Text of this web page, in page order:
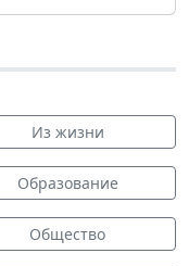
Из жизни
Образование
Общество